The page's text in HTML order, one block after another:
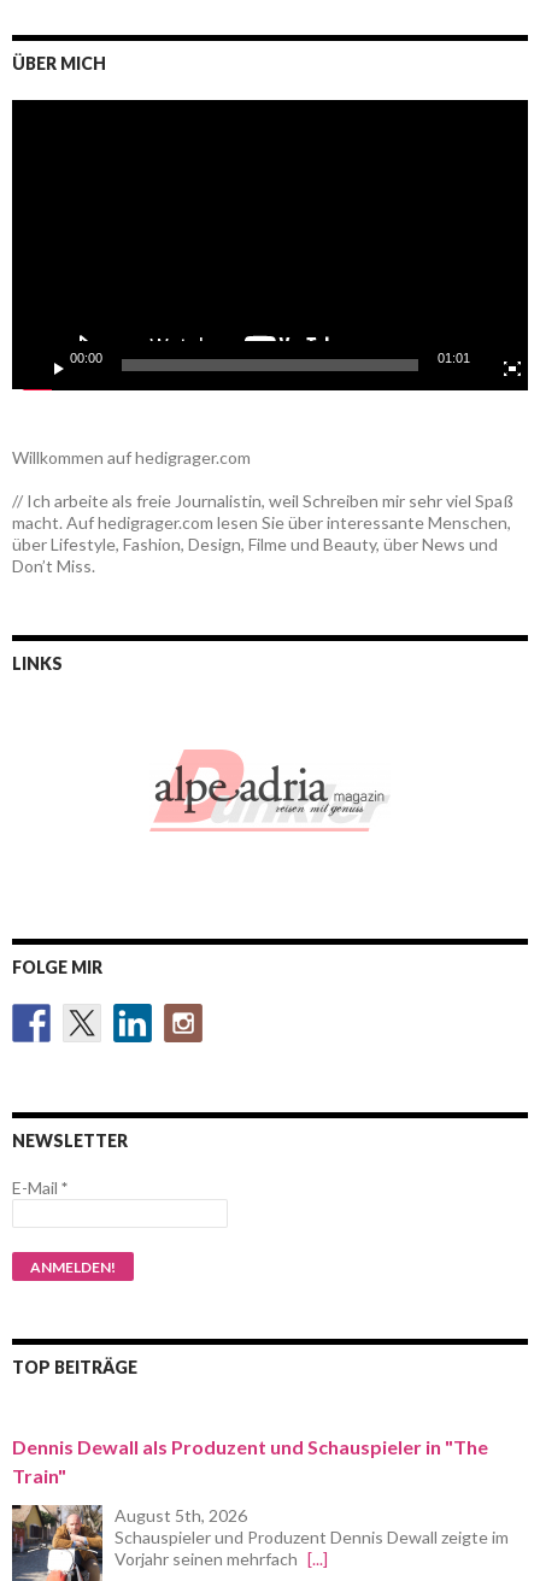
ÜBER MICH
00:00 01:01
Willkommen auf hedigrager.com
// Ich arbeite als freie Journalistin, weil Schreiben mir sehr viel Spaß
macht. Auf hedigrager.com lesen Sie über interessante Menschen,
über Lifestyle, Fashion, Design, Filme und Beauty, über News und
Don’t Miss.
LINKS
FOLGE MIR
NEWSLETTER
E-Mail *
TOP BEITRÄGE
Dennis Dewall als Produzent und Schauspieler in "The
Train"
August 5th, 2026
Schauspieler und Produzent Dennis Dewall zeigte im
Vorjahr seinen mehrfach [...]